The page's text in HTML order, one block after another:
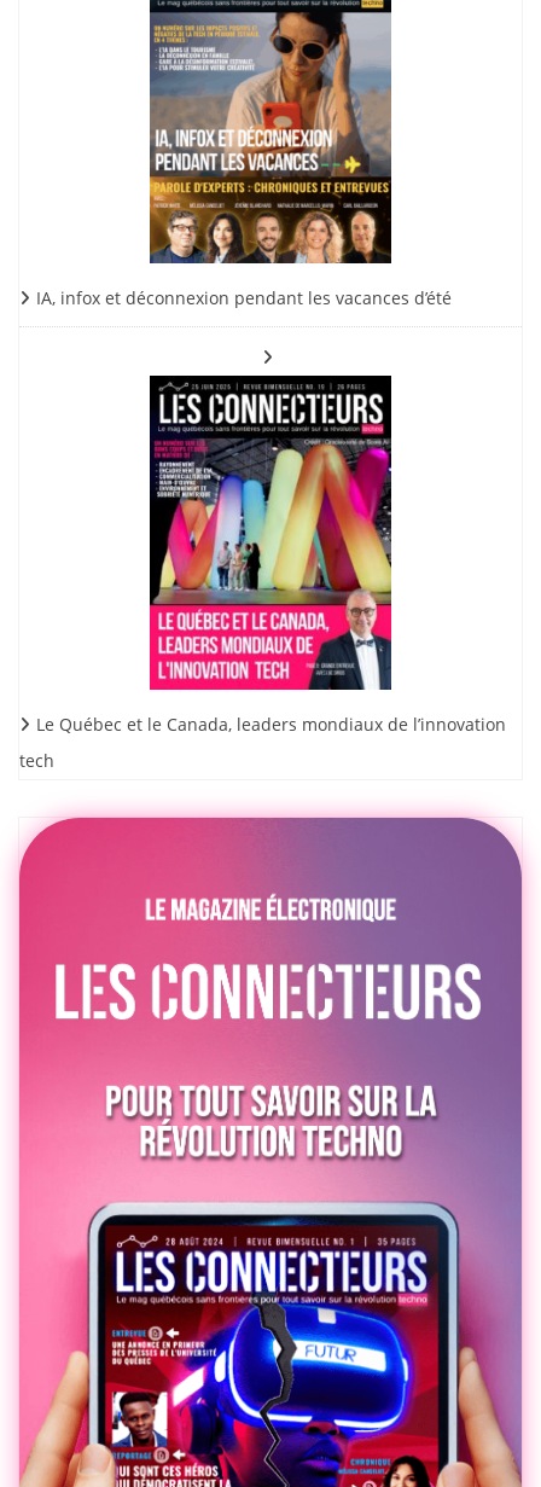
IA, infox et déconnexion pendant les vacances d’été
Le Québec et le Canada, leaders mondiaux de l’innovation
tech